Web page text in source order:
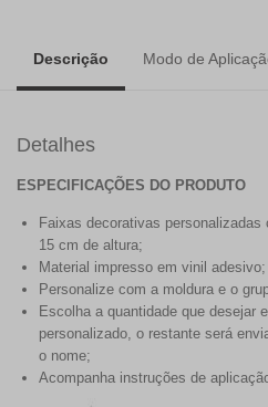
Descrição Modo de
Detalhes
ESPECIFICAÇÕES DO PRODUTO
Faixas decorativas
15 cm de altura;
Material impresso em vinil adesivo;
Personalize com a moldura e o
Escolha a quantidade que desejar
personalizado, o restante será
o nome;
Acompanha instruções de